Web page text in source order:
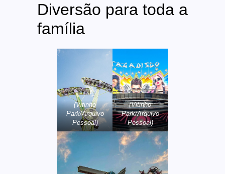
Diversão para toda a
família
(Vitinho
Park/Arquivo
Pessoal)
(Vitinho
Park/Arquivo
Pessoal)